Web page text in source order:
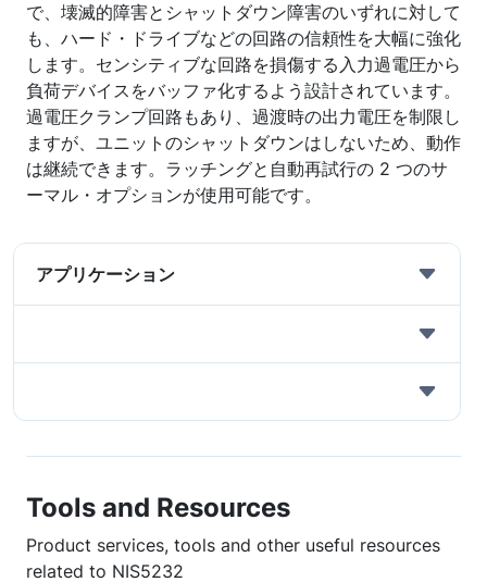
で、壊滅的障害とシャットダウン障害のいずれに対して
も、ハード・ドライブなどの回路の信頼性を大幅に強化
します。センシティブな回路を損傷する入力過電圧から
負荷デバイスをバッファ化するよう設計されています。
過電圧クランプ回路もあり、過渡時の出力電圧を制限し
ますが、ユニットのシャットダウンはしないため、動作
は継続できます。ラッチングと自動再試行の 2 つのサ
ーマル・オプションが使用可能です。
アプリケーション
Tools and Resources
Product services, tools and other useful resources
related to NIS5232